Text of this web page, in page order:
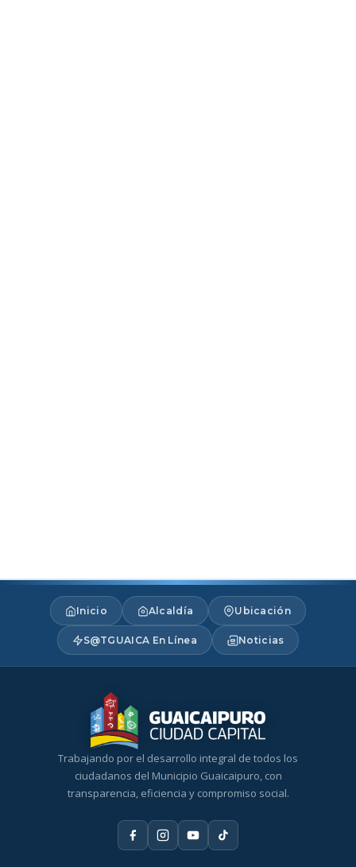
Inicio Alcaldía Ubicación
S@TGUAICA En Línea Noticias
Trabajando por el desarrollo integral de todos los
ciudadanos del Municipio Guaicaipuro, con
transparencia, eficiencia y compromiso social.